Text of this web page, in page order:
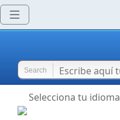
Search
Selecciona tu idioma